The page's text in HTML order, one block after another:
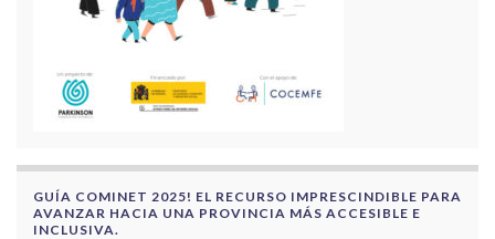
GUÍA COMINET 2025! EL RECURSO IMPRESCINDIBLE PARA
AVANZAR HACIA UNA PROVINCIA MÁS ACCESIBLE E
INCLUSIVA.